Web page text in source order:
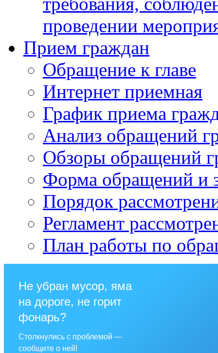
проведении
Прием граждан
Обращение к главе
Интернет приемная
График приема
Анализ обращений
Обзоры обращений
Форма обращений и
Порядок
Регламент
План работы по
Не убран мусор, яма
на дороге, не горит
фонарь?
Столкнулись с проблемой —
сообщите о ней!